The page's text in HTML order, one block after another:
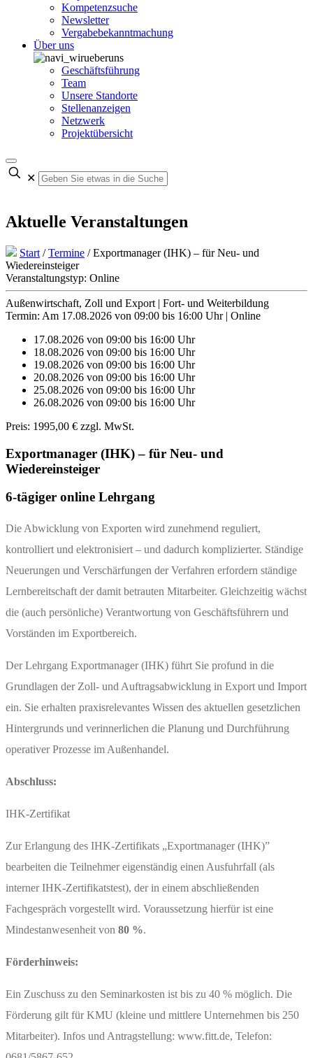
Kompetenzsuche
Newsletter
Vergabebekanntmachung
Über uns
Geschäftsführung
Team
Unsere Standorte
Stellenanzeigen
Netzwerk
Projektübersicht
✕
Aktuelle Veranstaltungen
Start /Termine /Exportmanager (IHK) – für Neu- und
Wiedereinsteiger
Veranstaltungstyp: Online
Außenwirtschaft, Zoll und Export | Fort- und Weiterbildung
Termin: Am 17.08.2026 von 09:00 bis 16:00 Uhr | Online
17.08.2026 von 09:00 bis 16:00 Uhr
18.08.2026 von 09:00 bis 16:00 Uhr
19.08.2026 von 09:00 bis 16:00 Uhr
20.08.2026 von 09:00 bis 16:00 Uhr
25.08.2026 von 09:00 bis 16:00 Uhr
26.08.2026 von 09:00 bis 16:00 Uhr
Preis: 1995,00 € zzgl. MwSt.
Exportmanager (IHK) – für Neu- und
Wiedereinsteiger
6-tägiger online Lehrgang
Die Abwicklung von Exporten wird zunehmend reguliert,
kontrolliert und elektronisiert – und dadurch komplizierter. Ständige
Neuerungen und Verschärfungen der Verfahren erfordern ständige
Lernbereitschaft der damit betrauten Mitarbeiter. Gleichzeitig wächst
die (auch persönliche) Verantwortung von Geschäftsführern und
Vorständen im Exportbereich.
Der Lehrgang Exportmanager (IHK) führt Sie profund in die
Grundlagen der Zoll- und Auftragsabwicklung in Export und Import
ein. Sie erhalten praxisrelevantes Wissen des aktuellen gesetzlichen
Hintergrunds und verinnerlichen die Planung und Durchführung
operativer Prozesse im Außenhandel.
Abschluss:
IHK-Zertifikat
Zur Erlangung des IHK-Zertifikats „Exportmanager (IHK)”
bearbeiten die Teilnehmer eigenständig einen Ausfuhrfall (als
interner IHK-Zertifikatstest), der in einem abschließenden
Fachgespräch vorgestellt wird. Voraussetzung hierfür ist eine
Mindestanwesenheit von 80 %.
Förderhinweis:
Ein Zuschuss zu den Seminarkosten ist bis zu 40 % möglich. Die
Förderung gilt für KMU (kleine und mittlere Unternehmen bis 250
Mitarbeiter). Infos und Antragstellung: www.fitt.de, Telefon: